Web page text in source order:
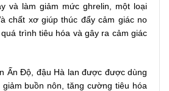
và làm giảm mức ghrelin, một loại
chất xơ giúp thúc đẩy cảm giác no
trình tiêu hóa và gây ra cảm giác
Ấn Độ, đậu Hà lan được được dùng
buồn nôn, tăng cường tiêu hóa